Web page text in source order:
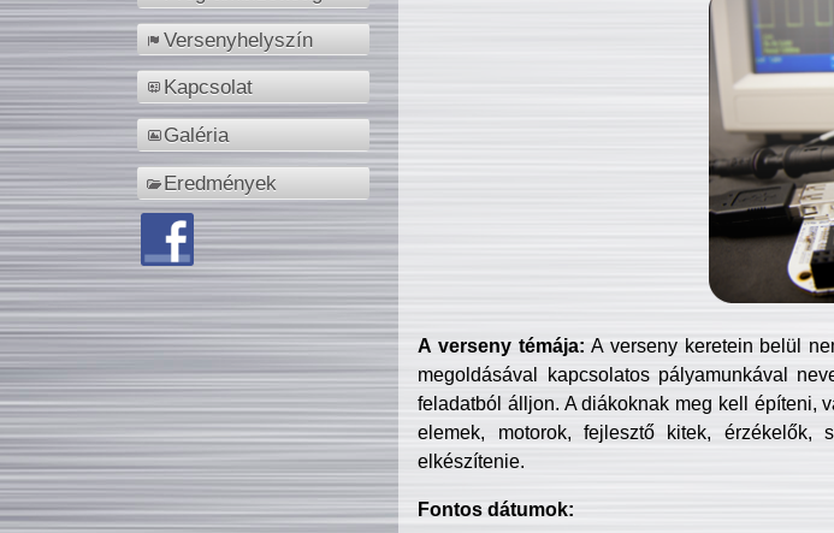
Versenyhelyszín
Kapcsolat
Galéria
Eredmények
A verseny témája: A verseny keretein belül
megoldásával kapcsolatos pályamunkával
feladatból álljon. A diákoknak meg kell építeni,
elemek, motorok, fejlesztő kitek, érzékelők,
elkészítenie.
Fontos dátumok: